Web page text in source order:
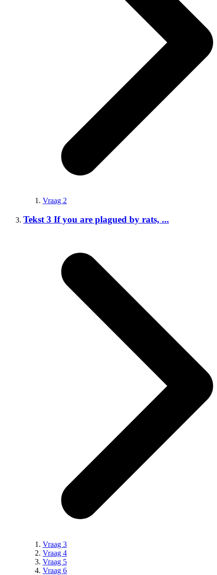
Vraag 2
Tekst 3 If you are plagued by rats, ...
Vraag 3
Vraag 4
Vraag 5
Vraag 6